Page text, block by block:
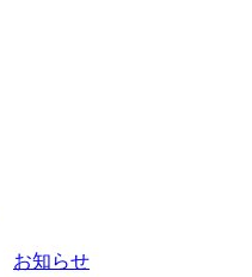
お知らせ